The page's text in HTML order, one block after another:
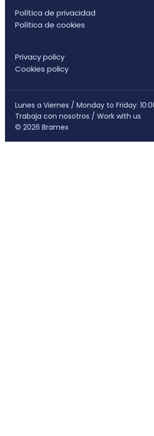
Política de privacidad
Política de cookies
Privacy policy
Cookies policy
Lunes a Viernes / Monday to Friday:
Trabaja con nosotros / Work with us
© 2026 Bramex